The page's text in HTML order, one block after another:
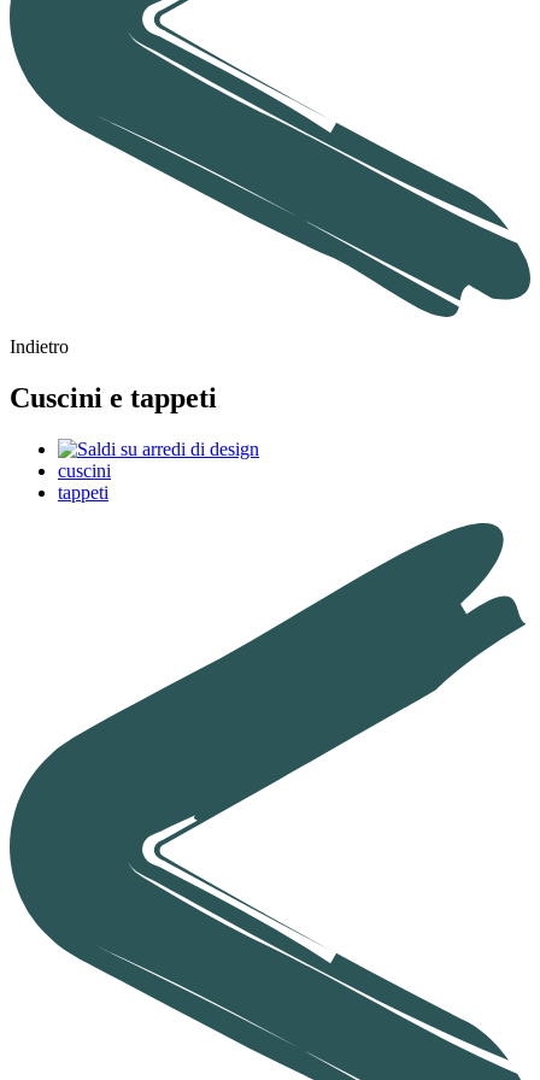
Indietro
Cuscini e tappeti
cuscini
tappeti